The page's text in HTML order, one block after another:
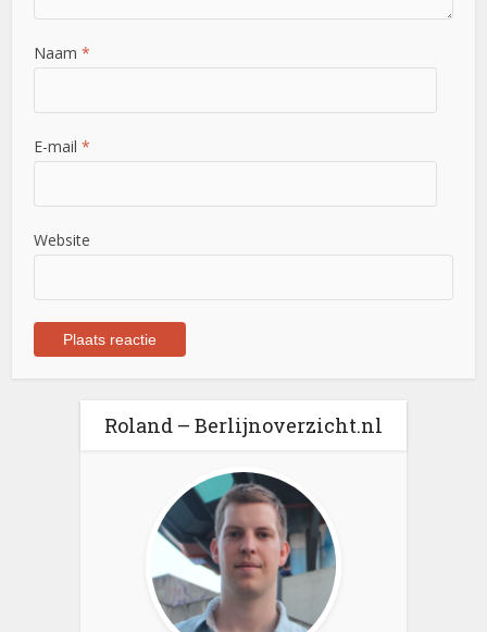
Naam*
E-mail*
Website
Roland – Berlijnoverzicht.nl